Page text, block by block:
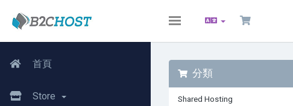
Toggle
首頁
Store
分類
Shared Hosting